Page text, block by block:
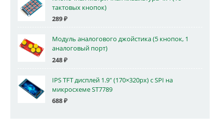
тактовых кнопок)
289₽
Модуль аналогового джойстика (5 кнопок, 1
аналоговый порт)
248₽
IPS TFT дисплей 1.9" (170×320px) с SPI на
микросхеме ST7789
688₽